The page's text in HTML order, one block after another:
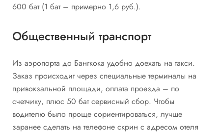
600 бат (1 бат – примерно 1,6 руб.).
Общественный транспорт
Из аэропорта до Бангкока удобно доехать на такси.
Заказ происходит через специальные терминалы на
привокзальной площади, оплата проезда – по
счетчику, плюс 50 бат сервисный сбор. Чтобы
водителю было проще сориентироваться, лучше
заранее сделать на телефоне скрин с адресом отеля